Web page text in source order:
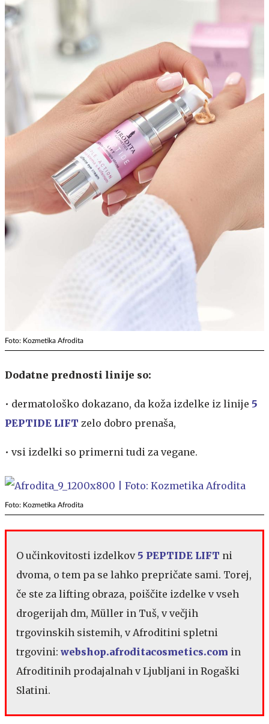
Foto: Kozmetika Afrodita
Dodatne prednosti linije so:
• dermatološko dokazano, da koža izdelke iz linije 5
PEPTIDE LIFT zelo dobro prenaša,
• vsi izdelki so primerni tudi za vegane.
Foto: Kozmetika Afrodita
O učinkovitosti izdelkov 5 PEPTIDE LIFT ni
dvoma, o tem pa se lahko prepričate sami. Torej,
če ste za lifting obraza, poiščite izdelke v vseh
drogerijah dm, Müller in Tuš, v večjih
trgovinskih sistemih, v Afroditini spletni
trgovini: webshop.afroditacosmetics.com in
Afroditinih prodajalnah v Ljubljani in Rogaški
Slatini.